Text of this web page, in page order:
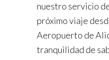
nuestro servicio
próximo viaje
Aeropuerto de
tranquilidad de